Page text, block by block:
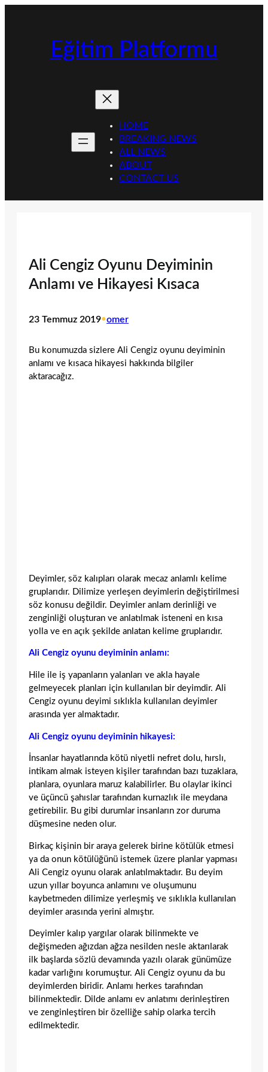
Eğitim Platformu
HOME
BREAKING NEWS
ALL NEWS
ABOUT
CONTACT US
Ali Cengiz Oyunu Deyiminin
Anlamı ve Hikayesi Kısaca
23 Temmuz 2019•omer
Bu konumuzda sizlere Ali Cengiz oyunu deyiminin
anlamı ve kısaca hikayesi hakkında bilgiler
aktaracağız.
Deyimler, söz kalıpları olarak mecaz anlamlı kelime
gruplarıdır. Dilimize yerleşen deyimlerin değiştirilmesi
söz konusu değildir. Deyimler anlam derinliği ve
zenginliği oluşturan ve anlatılmak isteneni en kısa
yolla ve en açık şekilde anlatan kelime gruplarıdır.
Ali Cengiz oyunu deyiminin anlamı:
Hile ile iş yapanların yalanları ve akla hayale
gelmeyecek planları için kullanılan bir deyimdir. Ali
Cengiz oyunu deyimi sıklıkla kullanılan deyimler
arasında yer almaktadır.
Ali Cengiz oyunu deyiminin hikayesi:
İnsanlar hayatlarında kötü niyetli nefret dolu, hırslı,
intikam almak isteyen kişiler tarafından bazı tuzaklara,
planlara, oyunlara maruz kalabilirler. Bu olaylar ikinci
ve üçüncü şahıslar tarafından kurnazlık ile meydana
getirebilir. Bu gibi durumlar insanların zor duruma
düşmesine neden olur.
Birkaç kişinin bir araya gelerek birine kötülük etmesi
ya da onun kötülüğünü istemek üzere planlar yapması
Ali Cengiz oyunu olarak anlatılmaktadır. Bu deyim
uzun yıllar boyunca anlamını ve oluşumunu
kaybetmeden dilimize yerleşmiş ve sıklıkla kullanılan
deyimler arasında yerini almıştır.
Deyimler kalıp yargılar olarak bilinmekte ve
değişmeden ağızdan ağza nesilden nesle aktarılarak
ilk başlarda sözlü devamında yazılı olarak günümüze
kadar varlığını korumuştur. Ali Cengiz oyunu da bu
deyimlerden biridir. Anlamı herkes tarafından
bilinmektedir. Dilde anlamı ev anlatımı derinleştiren
ve zenginleştiren bir özelliğe sahip olarka tercih
edilmektedir.